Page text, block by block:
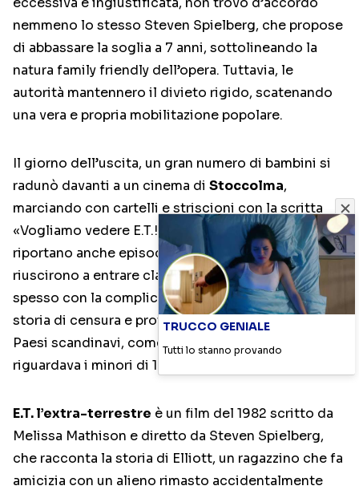
nemmeno lo stesso Steven Spielberg, che propose
di abbassare la soglia a 7 anni, sottolineando la
natura family friendly dell’opera. Tuttavia, le
autorità mantennero il divieto rigido, scatenando
una vera e propria mobilitazione popolare.
Il giorno dell’uscita, un gran numero di bambini si
radunò davanti a un cinema di Stoccolma,
marciando con cartelli e striscioni con la scritta
«Vogliamo vedere E.T.!». Le cronache dell’epoca
riportano anche episodi di piccoli spettatori che
riuscirono a entrare clandestinamente nelle sale,
spesso con la complicità dei genitori. Questa
storia di censura e protesta si estese anche ad altri
Paesi scandinavi, come laNorvegia
, dove il divieto
riguardava i minori di 12 anni.
E.T. l’extra-terrestre è un film del 1982 scritto da
Melissa Mathison e diretto da Steven Spielberg,
che racconta la storia di Elliott, un ragazzino che fa
amicizia con un alieno rimasto accidentalmente
TRUCCO GENIALE
Tutti lo stanno provando